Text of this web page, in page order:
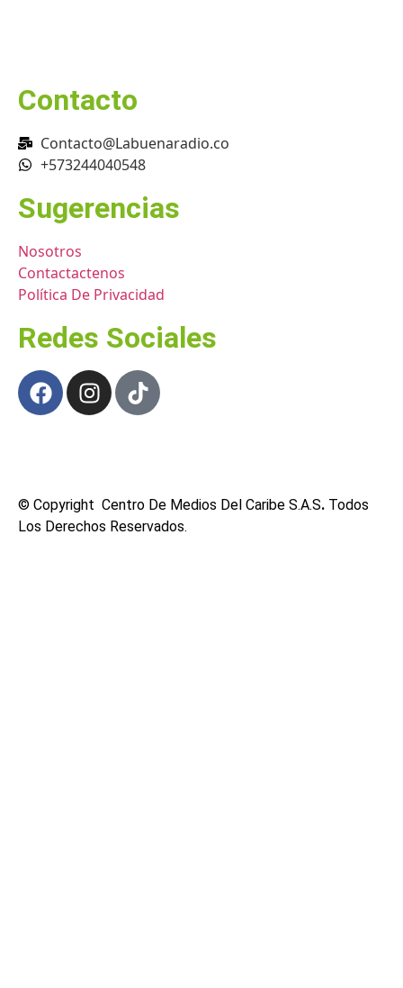
Contacto
Contacto@Labuenaradio.co
+573244040548
Sugerencias
Nosotros
Contactactenos
Política De Privacidad
Redes Sociales
© Copyright Centro De Medios Del Caribe S.A.S. Todos
Los Derechos Reservados.